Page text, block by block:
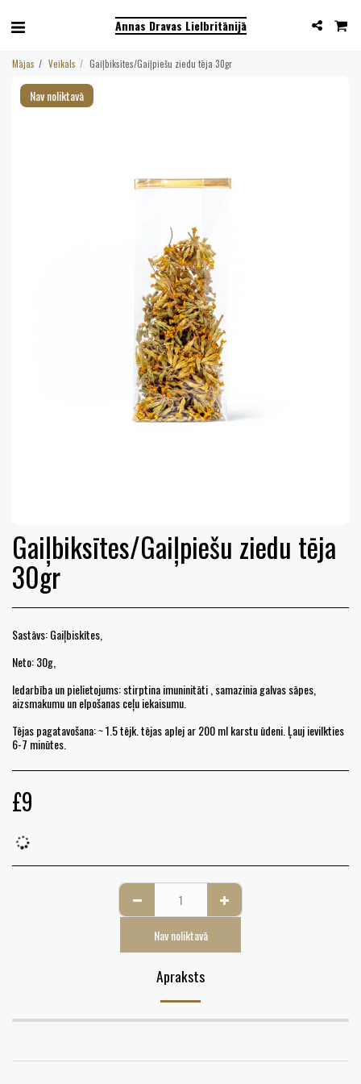
Annas Dravas Lielbritānijā
Mājas Veikals Gaiļbiksītes/Gaiļpiešu ziedu tēja 30gr
Nav noliktavā
Gaiļbiksītes/Gaiļpiešu ziedu tēja
30gr
Sastāvs: Gaiļbiskītes,
Neto: 30g,
Iedarbība un pielietojums: stirptina imuninitāti , samazinia galvas sāpes,
aizsmakumu un elpošanas ceļu iekaisumu.
Tējas pagatavošana: ~ 1.5 tējk. tējas aplej ar 200 ml karstu ūdeni. Ļauj ievilkties
6-7 minūtes.
£9
Nav noliktavā
Apraksts